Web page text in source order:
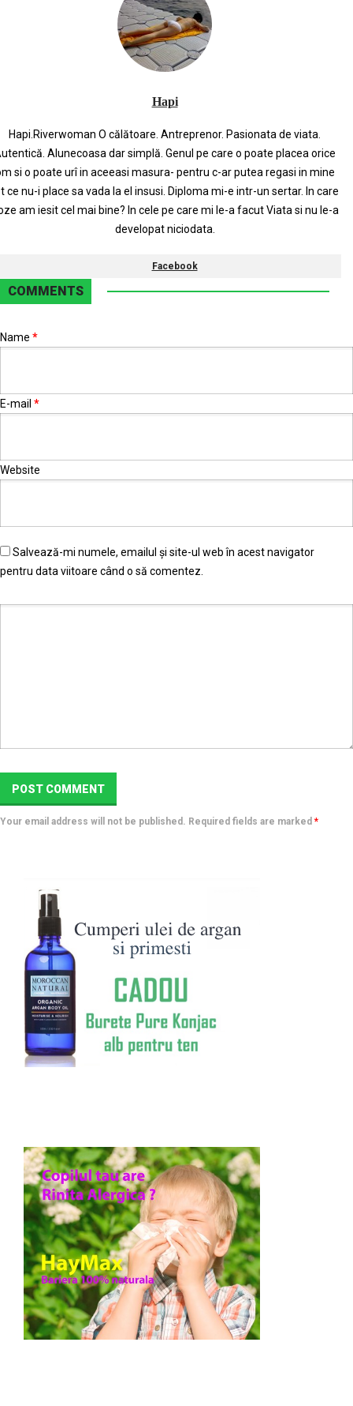
Hapi
Hapi.Riverwoman O călătoare. Antreprenor. Pasionata de viata.
Alunecoasa dar simplă. Genul pe care o poate placea orice
si o poate urî in aceeasi masura- pentru c-ar putea regasi in mine
ce nu-i place sa vada la el insusi. Diploma mi-e intr-un sertar. In care
am iesit cel mai bine? In cele pe care mi le-a facut Viata si nu le-a
developat niciodata.
Facebook
COMMENTS
Name *
E-mail *
Website
Salvează-mi numele, emailul și site-ul web în acest navigator
pentru data viitoare când o să comentez.
Your email address will not be published. Required fields are marked *